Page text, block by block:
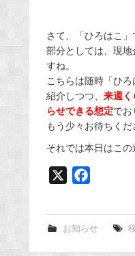
さて、「ひろはこ
部分としては、現
すね。
こちらは随時「ひ
紹介しつつ、 来週く
らせできる想定でお
もう少々お待ちくだ
それでは本日はこの
e
お知らせ